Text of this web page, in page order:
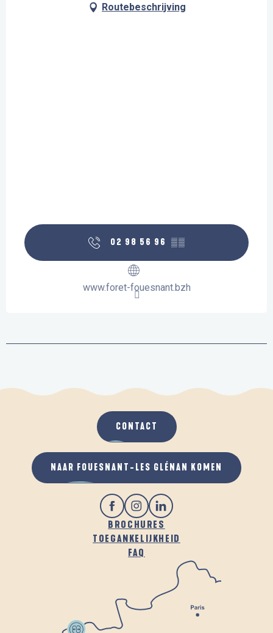
Routebeschrijving
02 98 56 96 ▒▒
www.foret-fouesnant.bzh
BROCHURES
TOEGANKELIJKHEID
FAQ
CONTACT
NAAR FOUESNANT-LES GLÉNAN KOMEN